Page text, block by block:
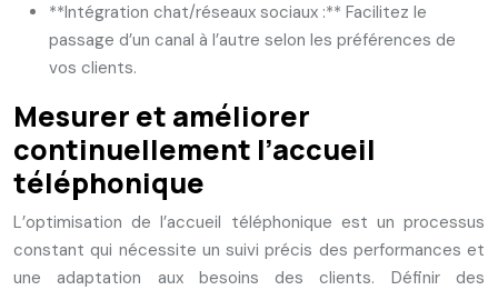
**Intégration chat/réseaux sociaux :** Facilitez le
passage d’un canal à l’autre selon les préférences de
vos clients.
Mesurer et améliorer
continuellement l’accueil
téléphonique
L’optimisation de l’accueil téléphonique est un processus
constant qui nécessite un suivi précis des performances et
une adaptation aux besoins des clients. Définir des